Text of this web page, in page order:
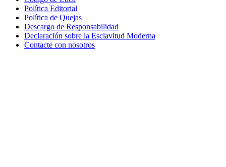
Política Editorial
Política de Quejas
Descargo de Responsabilidad
Declaración sobre la Esclavitud Moderna
Contacte con nosotros